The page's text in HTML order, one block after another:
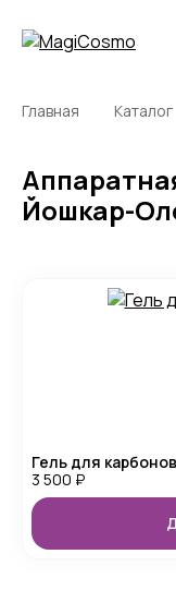
Главная Каталог
Йошкар-
Гель для
3 500 ₽